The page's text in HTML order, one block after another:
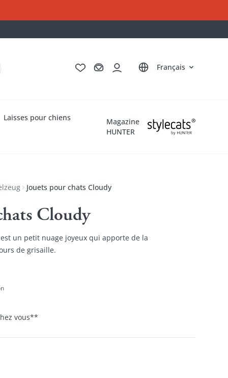
Deutsch
English
Italiano
Nederlands
Français
Laisses pour chiens
Magazine
HUNTER
Jouets pour chats Cloudy
Cloudy
un petit nuage joyeux qui apporte de la
de grisaille.
vous**